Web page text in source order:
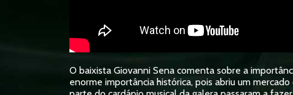
O baixista Giovanni Sena comenta sobre a
enorme importância histórica, pois abriu um